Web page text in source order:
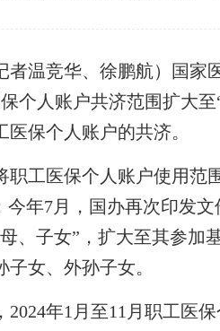
温竞华、徐鹏航）国家
个人账户共济范围扩大
保个人账户的共济。
工医保个人账户使用范
今年7月，国办再次印发
、子女”，扩大至其参加
女、外孙子女。
年1月至11月职工医保